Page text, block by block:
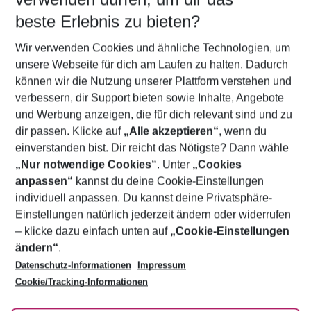
5-8 Nächte
2 Erwachsene Keine Kinder
Mehr Filter anzeigen
Footer
Footer navigation
Über uns
AGB
Bestpreisgarantie
Cookie-Einstellungen ändern
Cookie-Richtlinie
Agenturbetreuung
Barrierefreies Reisen
Folge uns
beste Erlebnis zu bieten?
Wir verwenden Cookies und ähnliche Technologien, um
unsere Webseite für dich am Laufen zu halten. Dadurch
können wir die Nutzung unserer Plattform verstehen und
verbessern, dir Support bieten sowie Inhalte, Angebote
und Werbung anzeigen, die für dich relevant sind und zu
dir passen. Klicke auf „Alle akzeptieren“, wenn du
einverstanden bist. Dir reicht das Nötigste? Dann wähle
„Nur notwendige Cookies“. Unter „Cookies
anpassen“ kannst du deine Cookie-Einstellungen
individuell anpassen. Du kannst deine Privatsphäre-
Einstellungen natürlich jederzeit ändern oder widerrufen
– klicke dazu einfach unten auf „Cookie-Einstellungen
ändern“.
Datenschutz-Informationen
Impressum
Cookie/Tracking-Informationen